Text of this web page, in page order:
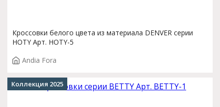
Кроссовки белого цвета из материала DENVER серии
HOTY Арт. HOTY-5
Andia Fora
Коллекция 2025